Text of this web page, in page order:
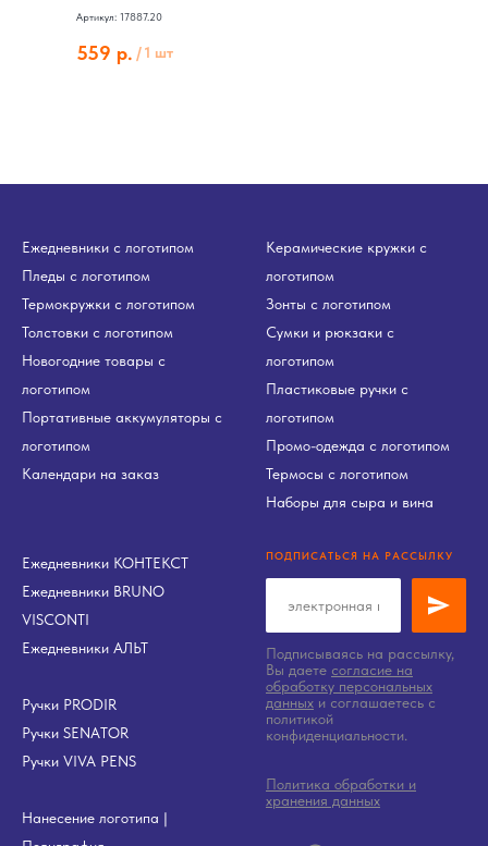
Артикул: 17887.20
559 р. /1 шт
Ежедневники с логотипом
Пледы с логотипом
Термокружки с логотипом
Толстовки с логотипом
Новогодние товары с
логотипом
Портативные аккумуляторы с
логотипом
Календари на заказ
Керамические кружки с
логотипом
Зонты с логотипом
Сумки и рюкзаки с
логотипом
Пластиковые ручки с
логотипом
Промо-одежда с логотипом
Термосы с логотипом
Наборы для сыра и вина
Ежедневники КОНТЕКСТ
Ежедневники BRUNO
VISCONTI
Ежедневники АЛЬТ
Ручки PRODIR
Ручки SENATOR
Ручки VIVA PENS
Нанесение логотипа |
ПОДПИСАТЬСЯ НА РАССЫЛКУ
Подписываясь на рассылку,
Вы даете согласие на
обработку персональных
данных и соглашаетесь c
политикой
конфиденциальности.
Политика обработки и
хранения данных